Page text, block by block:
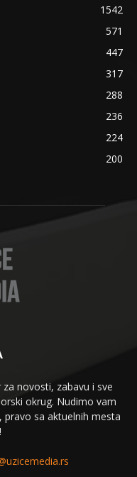
1542
571
447
317
288
236
224
200
novosti, zabavu i sve
okrug. Nudimo vam
sa aktuelnih mesta